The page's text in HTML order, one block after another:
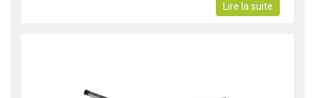
Lire la suite